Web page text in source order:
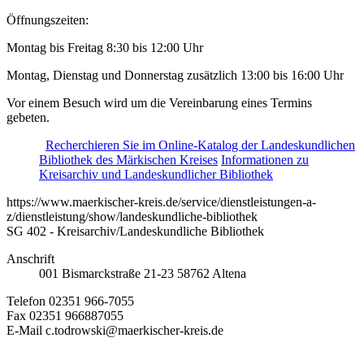
Öffnungszeiten:
Montag bis Freitag 8:30 bis 12:00 Uhr
Montag, Dienstag und Donnerstag zusätzlich 13:00 bis 16:00 Uhr
Vor einem Besuch wird um die Vereinbarung eines Termins
gebeten.
Recherchieren Sie im Online-Katalog der Landeskundlichen
Bibliothek des Märkischen Kreises Informationen zu
Kreisarchiv und Landeskundlicher Bibliothek
https://www.maerkischer-kreis.de/service/dienstleistungen-a-
z/dienstleistung/show/landeskundliche-bibliothek
SG 402 - Kreisarchiv/Landeskundliche Bibliothek
Anschrift
001 Bismarckstraße 21-23 58762 Altena
Telefon 02351 966-7055
Fax 02351 966887055
E-Mail c.todrowski@maerkischer-kreis.de